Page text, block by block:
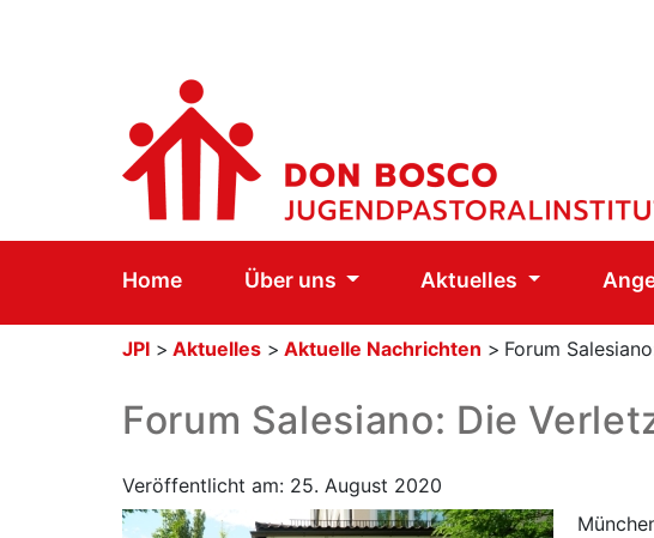
Home Über uns Aktuelles
JPI > Aktuelles > Aktuelle Nachrichten > Forum
Forum Salesiano: Die
Veröffentlicht am: 25. August 2020